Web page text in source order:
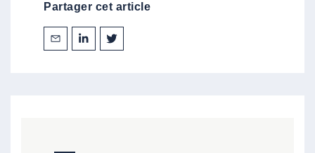
Partager cet article